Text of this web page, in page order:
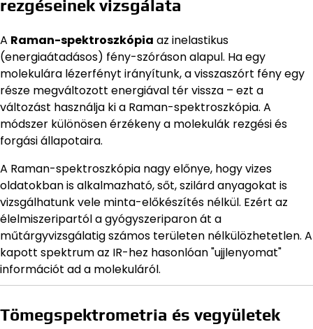
rezgéseinek vizsgálata
A Raman-spektroszkópia az inelastikus
(energiaátadásos) fény-szóráson alapul. Ha egy
molekulára lézerfényt irányítunk, a visszaszórt fény egy
része megváltozott energiával tér vissza – ezt a
változást használja ki a Raman-spektroszkópia. A
módszer különösen érzékeny a molekulák rezgési és
forgási állapotaira.
A Raman-spektroszkópia nagy előnye, hogy vizes
oldatokban is alkalmazható, sőt, szilárd anyagokat is
vizsgálhatunk vele minta-előkészítés nélkül. Ezért az
élelmiszeripartól a gyógyszeriparon át a
műtárgyvizsgálatig számos területen nélkülözhetetlen. A
kapott spektrum az IR-hez hasonlóan "ujjlenyomat"
információt ad a molekuláról.
Tömegspektrometria és vegyületek